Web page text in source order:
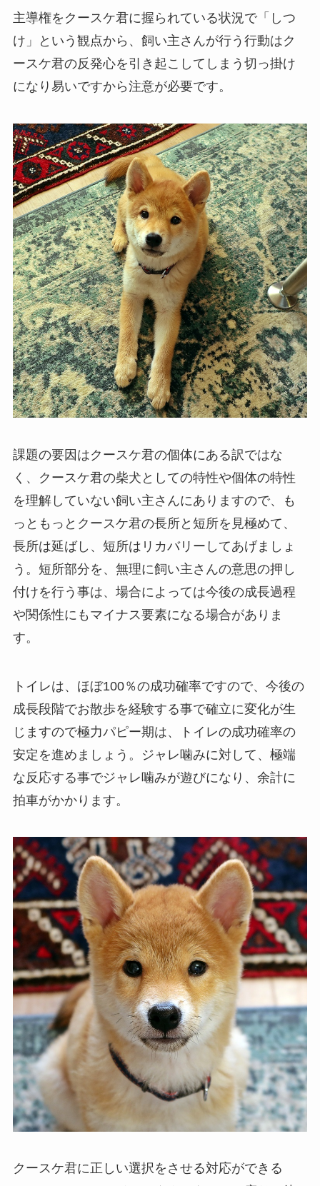
主導権をクースケ君に握られている状況で「しつ
け」という観点から、飼い主さんが行う行動はク
ースケ君の反発心を引き起こしてしまう切っ掛け
になり易いですから注意が必要です。
課題の要因はクースケ君の個体にある訳ではな
く、クースケ君の柴犬としての特性や個体の特性
を理解していない飼い主さんにありますので、も
っともっとクースケ君の長所と短所を見極めて、
長所は延ばし、短所はリカバリーしてあげましょ
う。短所部分を、無理に飼い主さんの意思の押し
付けを行う事は、場合によっては今後の成長過程
や関係性にもマイナス要素になる場合がありま
す。
トイレは、ほぼ100％の成功確率ですので、今後の
成長段階でお散歩を経験する事で確立に変化が生
じますので極力パピー期は、トイレの成功確率の
安定を進めましょう。ジャレ噛みに対して、極端
な反応する事でジャレ噛みが遊びになり、余計に
拍車がかかります。
クースケ君に正しい選択をさせる対応ができる